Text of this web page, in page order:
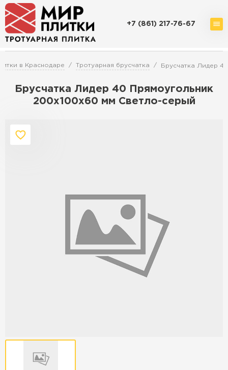
+7 (861) 217-76-67
в Краснодаре Тротуарная брусчатка Брусчатка Лидер
Брусчатка Лидер 40 Прямоугольник
200х100х60 мм Светло-серый
Продажа бордюров в
Краснодаре
ПЕРЕЙТИ